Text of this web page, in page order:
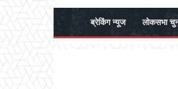
ब्रेकिंग न्यूज लोकसभा